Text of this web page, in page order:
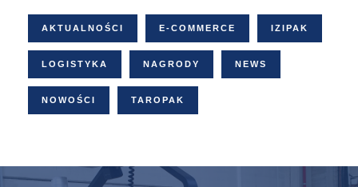
AKTUALNOŚCI E-COMMERCE IZIPAK
LOGISTYKA NAGRODY NEWS
NOWOŚCI TAROPAK